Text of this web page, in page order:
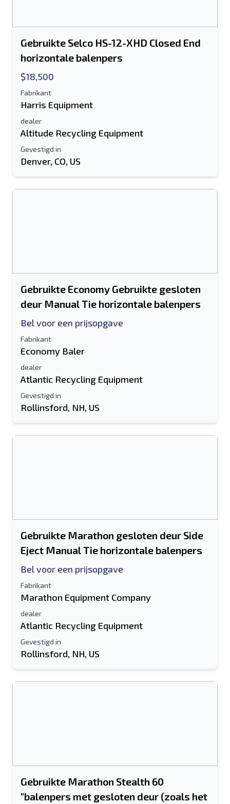
Gebruikte Selco HS-12-XHD Closed End
horizontale balenpers
$18,500
Fabrikant
Harris Equipment
dealer
Altitude Recycling Equipment
Gevestigd in
Denver, CO, US
Gebruikte Economy Gebruikte gesloten
deur Manual Tie horizontale balenpers
Bel voor een prijsopgave
Fabrikant
Economy Baler
dealer
Atlantic Recycling Equipment
Gevestigd in
Rollinsford, NH, US
Gebruikte Marathon gesloten deur Side
Eject Manual Tie horizontale balenpers
Bel voor een prijsopgave
Fabrikant
Marathon Equipment Company
dealer
Atlantic Recycling Equipment
Gevestigd in
Rollinsford, NH, US
Gebruikte Marathon Stealth 60
"balenpers met gesloten deur (zoals het